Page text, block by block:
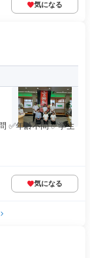
気になる
✅年齢不問 ✅学生
気になる